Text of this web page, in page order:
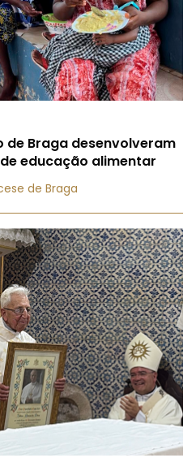
de Braga desenvolveram
educação alimentar
de Braga